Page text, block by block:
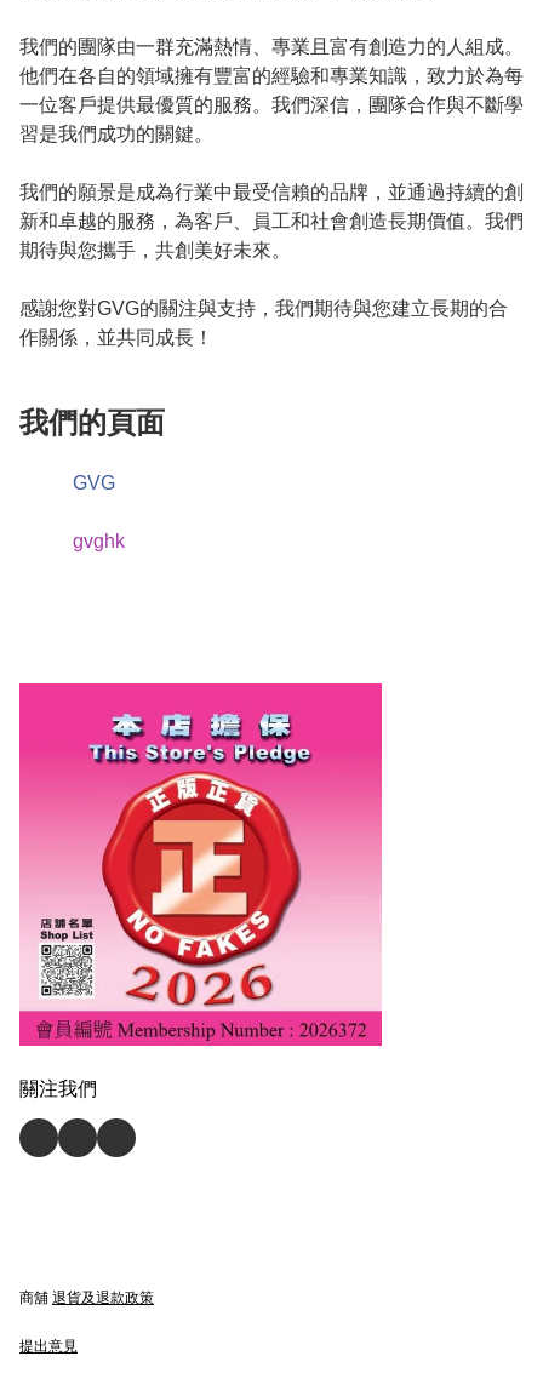
我們的團隊由一群充滿熱情、專業且富有創造力的人組成。
他們在各自的領域擁有豐富的經驗和專業知識，致力於為每
一位客戶提供最優質的服務。我們深信，團隊合作與不斷學
習是我們成功的關鍵。
我們的願景是成為行業中最受信賴的品牌，並通過持續的創
新和卓越的服務，為客戶、員工和社會創造長期價值。我們
期待與您攜手，共創美好未來。
感謝您對GVG的關注與支持，我們期待與您建立長期的合
作關係，並共同成長！
我們的頁面
GVG
gvghk
關注我們
商舖 退貨及退款政策
提出意見